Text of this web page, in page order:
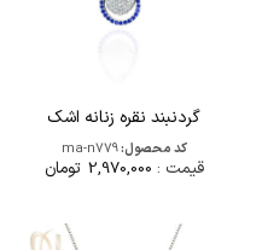
گردنبند نقره زنانه اشک
کد محصول:ma-n779
قیمت : 2,970,000 تومان